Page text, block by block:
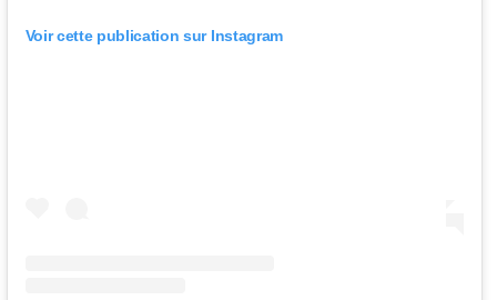
Voir cette publication sur Instagram